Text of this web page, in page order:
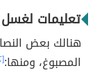
تعليمات
هنالك بعض
المصبوغ، ومنها:[٢]